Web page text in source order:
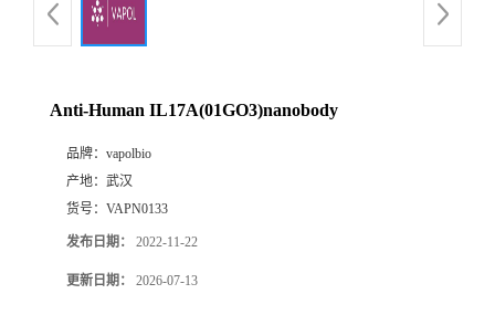
Anti-Human IL17A(01GO3)nanobody
品牌： vapolbio
产地： 武汉
货号： VAPN0133
发布日期： 2022-11-22
更新日期： 2026-07-13